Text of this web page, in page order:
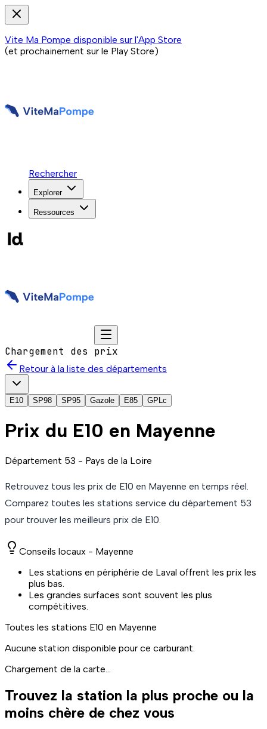
Vite Ma Pompe disponible sur l'App Store
(et prochainement sur le Play Store)
Rechercher
Explorer
Ressources
Chargement des prix
Retour à la liste des départements
E10 SP98 SP95 Gazole E85 GPLc
Prix du E10 en Mayenne
Département 53 - Pays de la Loire
Retrouvez tous les prix de E10 en Mayenne en temps réel.
Comparez toutes les stations service du département 53
pour trouver les meilleurs prix de E10.
Conseils locaux - Mayenne
Les stations en périphérie de Laval offrent les prix les
plus bas.
Les grandes surfaces sont souvent les plus
compétitives.
Toutes les stations E10 en Mayenne
Aucune station disponible pour ce carburant.
Chargement de la carte...
Trouvez la station la plus proche ou la
moins chère de chez vous